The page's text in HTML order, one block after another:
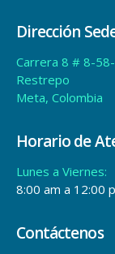
Dirección
Carrera 8 # 8-
Restrepo
Meta, Colombia
Horario de
Lunes a Viernes:
8:00 am a 12:00
Contáctenos